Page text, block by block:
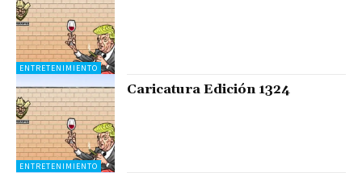
ENTRETENIMIENTO
ENTRETENIMIENTO
Caricatura Edición 1324